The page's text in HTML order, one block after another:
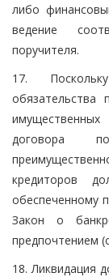
либо
ведение
поручителя.
17.
обязательства
имущественных
договора
кредиторов
обеспеченному
Закон о
предпочтением
18. Ликвидация